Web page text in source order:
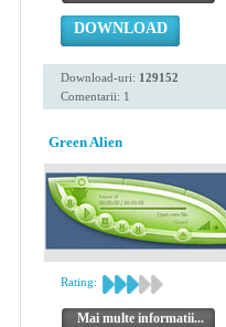
DOWNLOAD
Download-uri: 129152
Comentarii: 1
Green Alien
Rating:
Mai multe informatii...